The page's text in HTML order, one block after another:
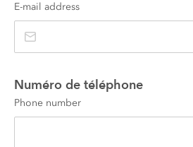
E-mail address
Numéro de téléphone
Phone number